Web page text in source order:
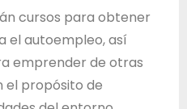
cursos para obtener
el autoempleo, así
emprender de otras
el propósito de